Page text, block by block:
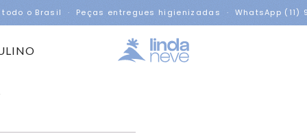
o Brasil · Peças entregues higienizadas · WhatsApp (11)